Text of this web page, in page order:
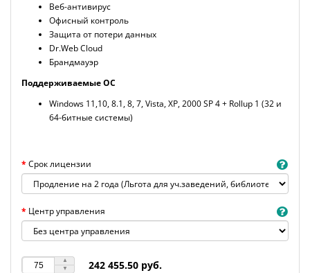
Веб-антивирус
Офисный контроль
Защита от потери данных
Dr.Web Cloud
Брандмауэр
Поддерживаемые ОС
Windows 11,10, 8.1, 8, 7, Vista, XP, 2000 SP 4 + Rollup 1 (32 и
64-битные системы)
Срок лицензии
Центр управления
242 455.50 руб.